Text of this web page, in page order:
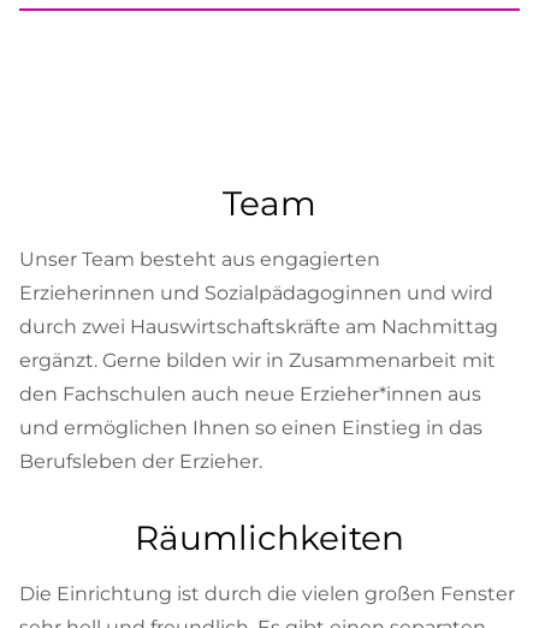
Team
Unser Team besteht aus engagierten
Erzieherinnen und Sozialpädagoginnen und wird
durch zwei Hauswirtschaftskräfte am Nachmittag
ergänzt. Gerne bilden wir in Zusammenarbeit mit
den Fachschulen auch neue Erzieher*innen aus
und ermöglichen Ihnen so einen Einstieg in das
Berufsleben der Erzieher.
Räumlichkeiten
Die Einrichtung ist durch die vielen großen Fenster